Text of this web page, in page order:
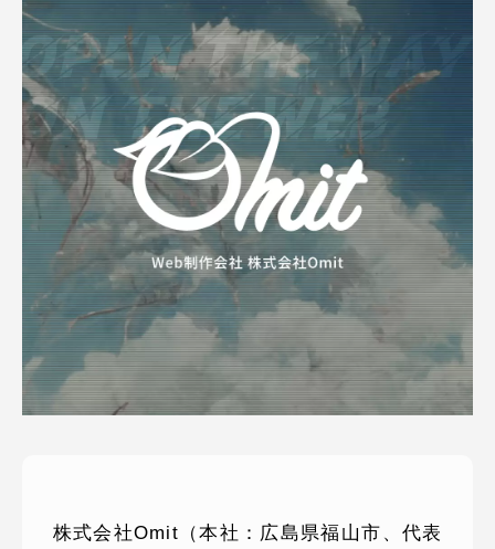
会社概要
採用情報
お知らせ
よくある質問
PRODUCTS
運営サービス
ピッパサック
ヒラメキペーパー
オミラボWEBでお問い合わせ
( 24時間365日いつでも受付対応 )
電話でお問い合わせ
月〜金曜10:00 〜 19:00 ( 土日祝定休 )
株式会社Omit（本社：広島県福山市、代表